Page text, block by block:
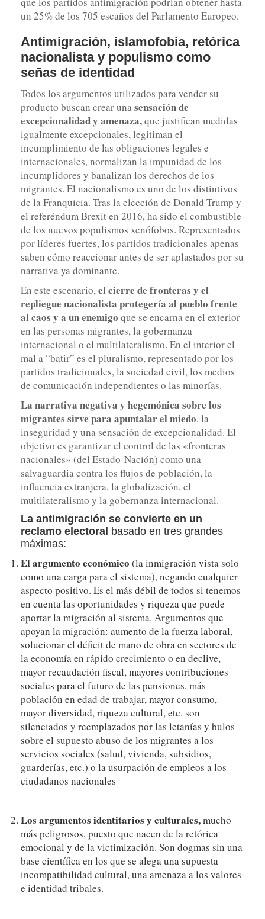
un 25% de los 705 escaños del Parlamento Europeo.
Antimigración, islamofobia, retórica
nacionalista y populismo como
señas de identidad
Todos los argumentos utilizados para vender su
producto buscan crear unasensación de
excepcionalidad y amenaza,que justifican medidas
igualmente excepcionales, legitiman el
incumplimiento de las obligaciones legales e
internacionales, normalizan la impunidad de los
incumplidores y banalizan los derechos de los
migrantes. El nacionalismo es uno de los distintivos
de la Franquicia. Tras la elección de Donald Trump y
el referéndum Brexit en 2016, ha sido el combustible
de los nuevos populismos xenófobos. Representados
por líderes fuertes, los partidos tradicionales apenas
saben cómo reaccionar antes de ser aplastados por su
narrativa ya dominante.
En este escenario,el cierre de fronteras y el
repliegue nacionalista protegería al pueblo frente
al caos y a un enemigo que se encarna en el exterior
en las personas migrantes, la gobernanza
internacional o el multilateralismo. En el interior el
mal a “batir” es el pluralismo, representado por los
partidos tradicionales, la sociedad civil, los medios
de comunicación independientes o las minorías.
La narrativa negativa y hegemónica sobre los
migrantes sirve para apuntalar el miedo, la
inseguridad y una sensación de excepcionalidad. El
objetivo es garantizar el control de las «fronteras
nacionales» (del Estado-Nación) como una
salvaguardia contra los flujos de población, la
influencia extranjera, la globalización, el
multilateralismo y la gobernanza internacional.
La antimigración se convierte en un
reclamo electoral basado en tres grandes
máximas:
El argumento económico (la inmigración vista solo
como una carga para el sistema), negando cualquier
aspecto positivo. Es el más débil de todos si tenemos
en cuenta las oportunidades y riqueza que puede
aportar la migración al sistema. Argumentos que
apoyan la migración: aumento de la fuerza laboral,
solucionar el déficit de mano de obra en sectores de
la economía en rápido crecimiento o en declive,
mayor recaudación fiscal, mayores contribuciones
sociales para el futuro de las pensiones, más
población en edad de trabajar, mayor consumo,
mayor diversidad, riqueza cultural, etc. son
silenciados y reemplazados por las letanías y bulos
sobre el supuesto abuso de los migrantes a los
servicios sociales (salud, vivienda, subsidios,
guarderías, etc.) o la usurpación de empleos a los
ciudadanos nacionales
Los argumentos identitarios y culturales,mucho
más peligrosos, puesto que nacen de la retórica
emocional y de la victimización. Son dogmas sin una
base científica en los que se alega una supuesta
incompatibilidad cultural, una amenaza a los valores
e identidad tribales.